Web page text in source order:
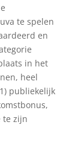
te spelen
en
in het
heel
publiekelijk
te zijn